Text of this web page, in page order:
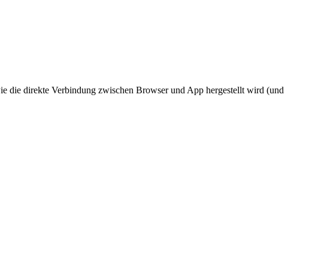
die direkte Verbindung zwischen Browser und App hergestellt wird (und